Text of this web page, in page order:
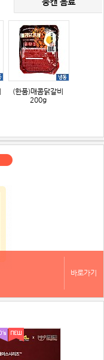
(한품)매콤닭갈비
200g
바로가기